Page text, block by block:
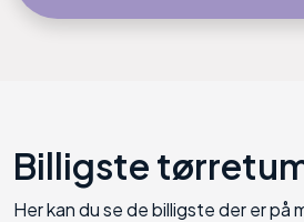
Billigste
Her kan du se de billigste der er på